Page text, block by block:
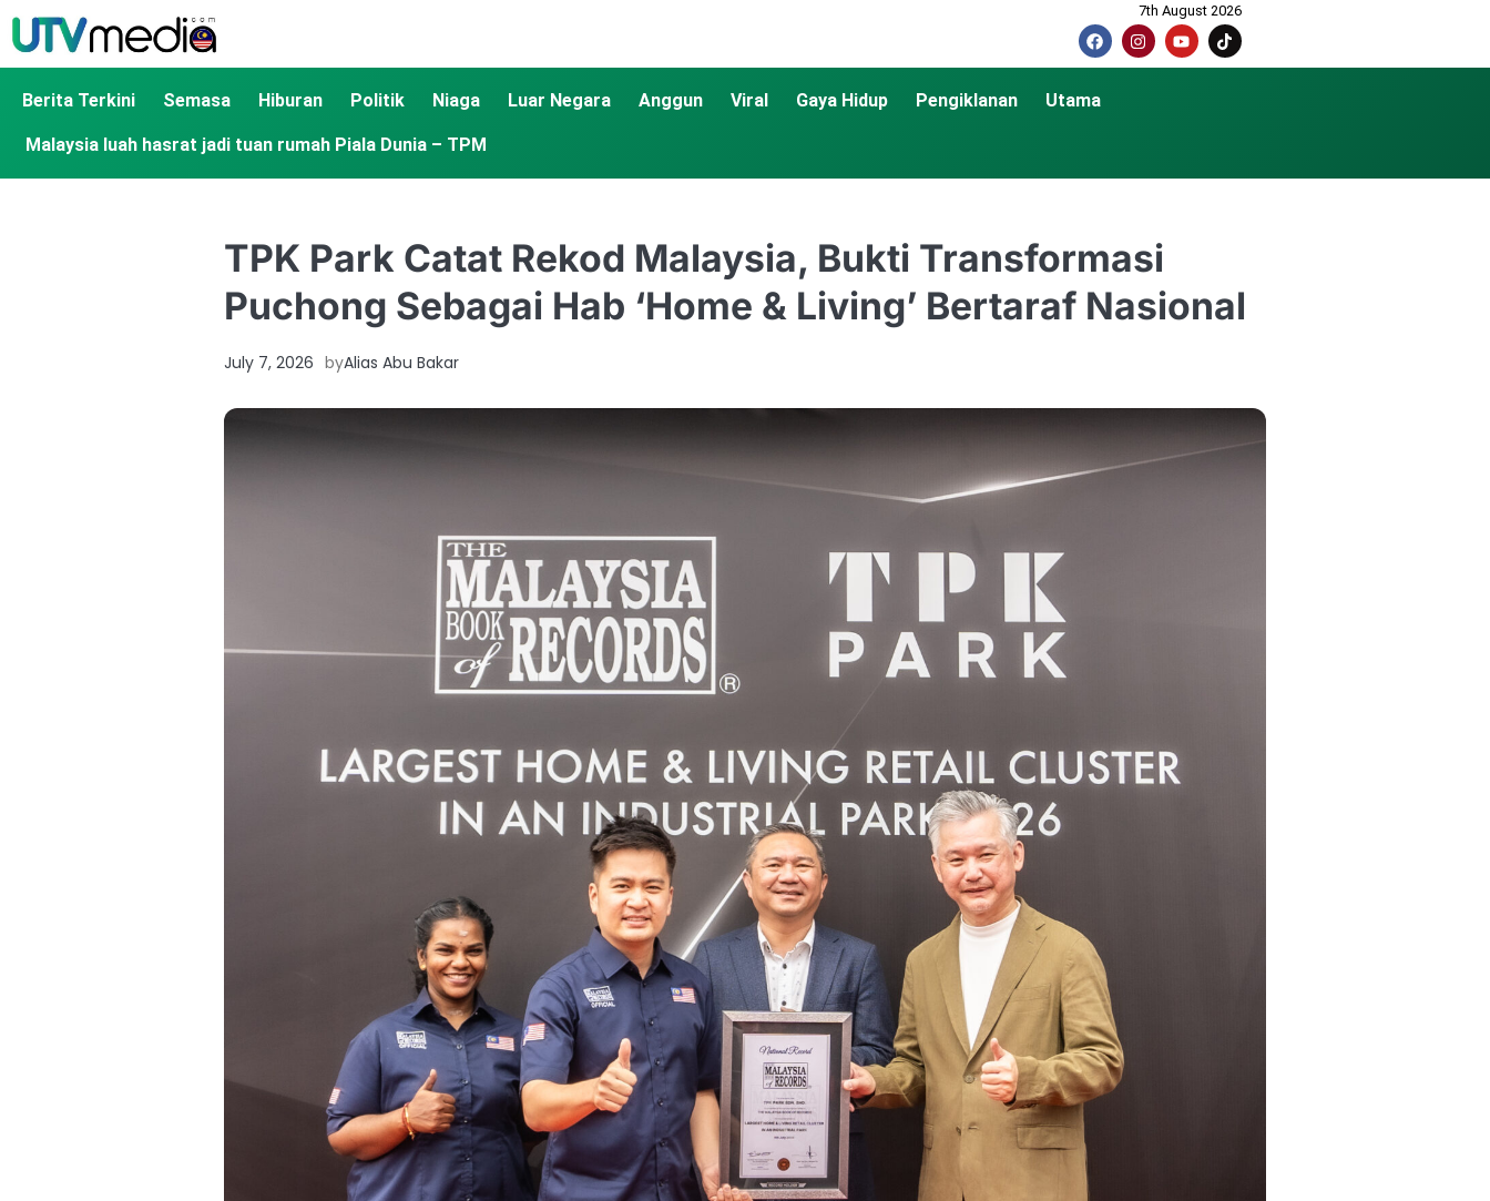
7th August 2026
Berita Terkini Semasa Hiburan Politik Niaga Luar Negara Anggun Viral Gaya Hidup Pengiklanan Utama
Malaysia luah hasrat jadi tuan rumah Piala Dunia – TPM
TPK Park Catat Rekod Malaysia, Bukti Transformasi
Puchong Sebagai Hab ‘Home & Living’ Bertaraf Nasional
July 7, 2026 byAlias Abu Bakar